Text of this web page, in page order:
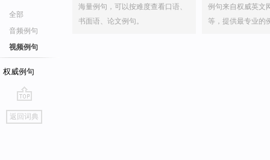
全部
音频例句
视频例句
权威例句
go
top
返回词典
海量例句，可以按难度查看口语、
书面语、论文例句。
例句来自权威英文
等，提供最专业的